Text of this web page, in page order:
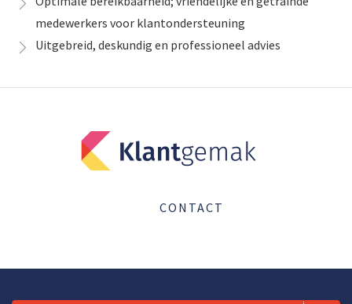
medewerkers voor klantondersteuning
Uitgebreid, deskundig en professioneel advies
CONTACT